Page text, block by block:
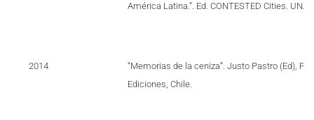
América Latina.”. Ed. CONTESTED Cities.
2014
“Memorias de la ceniza”. Justo Pastro (Ed),
Ediciones, Chile.